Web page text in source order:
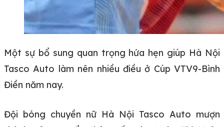
Một sự bổ sung quan trọng hứa hẹn giúp Hà Nội
Tasco Auto làm nên nhiều điều ở Cúp VTV9-Bình
Điền năm nay.
Đội bóng chuyền nữ Hà Nội Tasco Auto mượn